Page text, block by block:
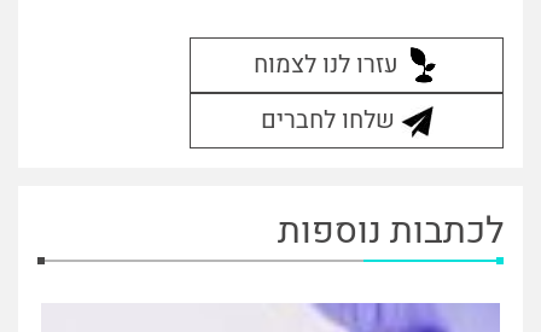
עזרו לנו לצמוח
שלחו לחברים
לכתבות נוספות